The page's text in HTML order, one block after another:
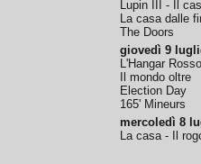
Lupin III - Il
La casa dalle
The Doors
giovedì 9
L'Hangar Rosso
Il mondo oltre
Election Day
165' Mineurs
mercoledì 8
La casa - Il